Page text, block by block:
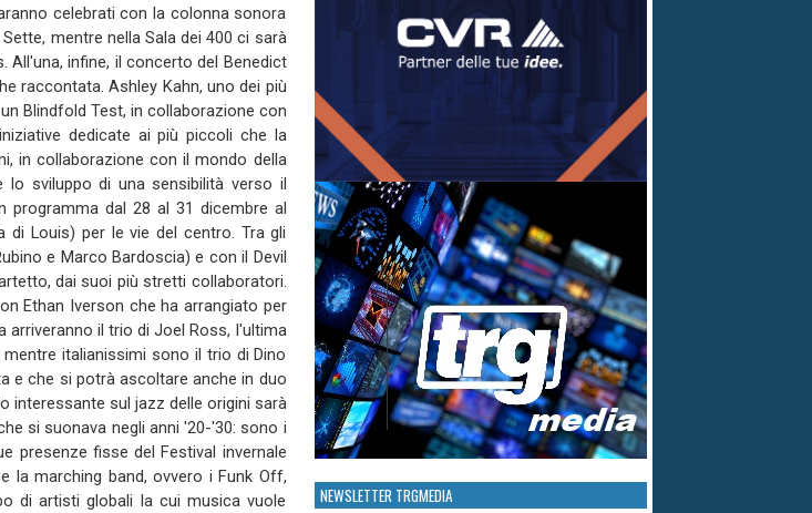
celebrati con la colonna sonora
mentre nella Sala dei 400 ci sarà
infine, il concerto del Benedict
raccontata. Ashley Kahn, uno dei più
Blindfold Test, in collaborazione con
dedicate ai più piccoli che la
in collaborazione con il mondo della
lo sviluppo di una sensibilità verso il
programma dal 28 al 31 dicembre al
di Louis) per le vie del centro. Tra gli
e Marco Bardoscia) e con il Devil
dai suoi più stretti collaboratori.
Ethan Iverson che ha arrangiato per
arriveranno il trio di Joel Ross, l'ultima
italianissimi sono il trio di Dino
e che si potrà ascoltare anche in duo
interessante sul jazz delle origini sarà
si suonava negli anni '20-'30: sono i
presenze fisse del Festival invernale
la marching band, ovvero i Funk Off,
di artisti globali la cui musica vuole
NEWSLETTER TRGMEDIA